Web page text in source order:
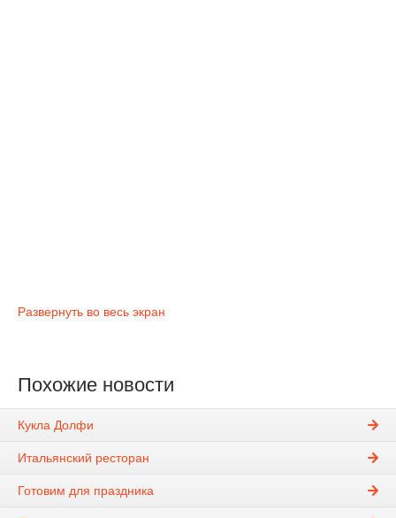
Развернуть во весь экран
Похожие новости
Кукла Долфи
Итальянский ресторан
Готовим для праздника